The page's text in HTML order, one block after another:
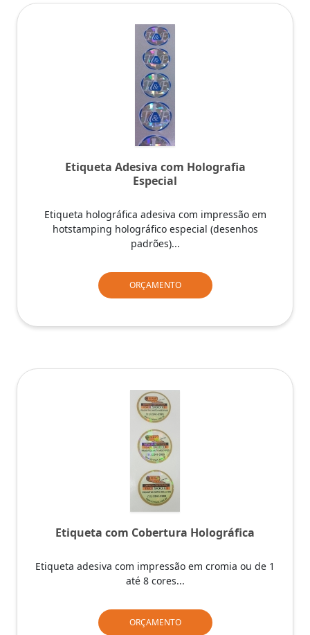
Etiqueta Adesiva com Holografia
Especial
Etiqueta holográfica adesiva com impressão em
hotstamping holográfico especial (desenhos
padrões)...
ORÇAMENTO
Etiqueta com Cobertura Holográfica
Etiqueta adesiva com impressão em cromia ou de 1
até 8 cores...
ORÇAMENTO